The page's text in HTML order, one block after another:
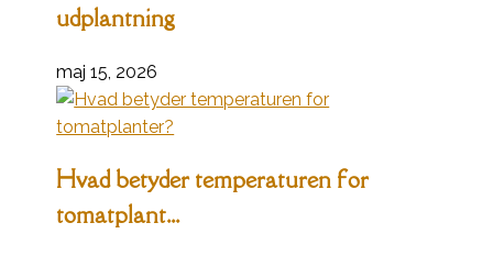
udplantning
maj 15, 2026
Hvad betyder temperaturen for
tomatplant...